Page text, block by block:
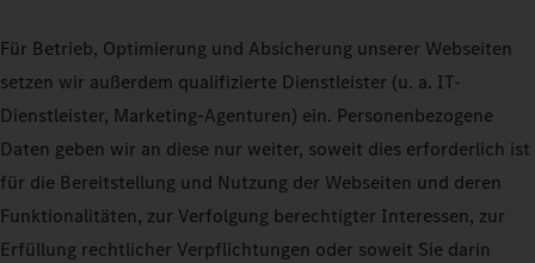
Für Betrieb, Optimierung und Absicherung unserer Webseiten
setzen wir außerdem qualifizierte Dienstleister (u. a. IT-
Dienstleister, Marketing-Agenturen) ein. Personenbezogene
Daten geben wir an diese nur weiter, soweit dies erforderlich ist
für die Bereitstellung und Nutzung der Webseiten und deren
Funktionalitäten, zur Verfolgung berechtigter Interessen, zur
Erfüllung rechtlicher Verpflichtungen oder soweit Sie darin